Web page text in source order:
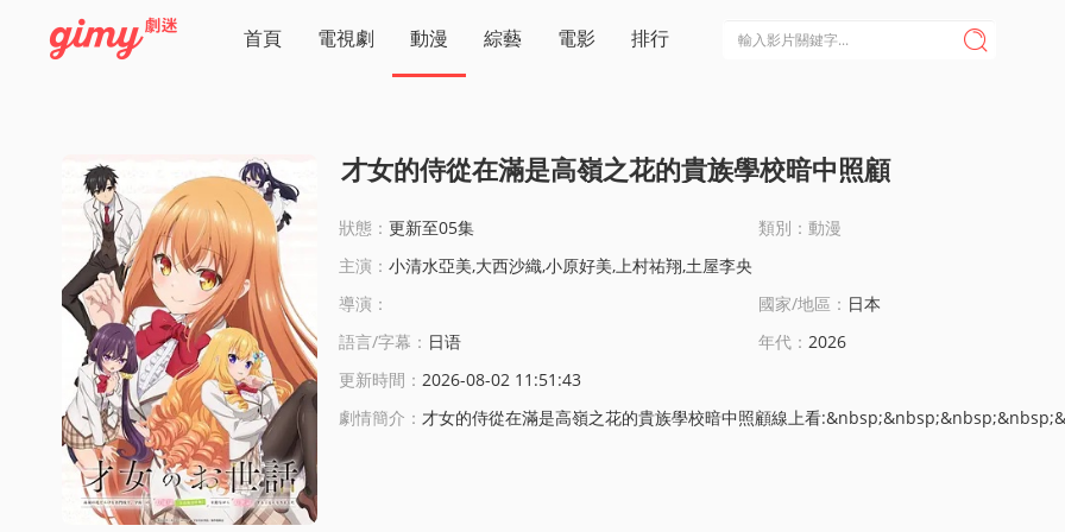
首頁 電視劇 動漫 綜藝 電影 排行 
才女的侍從在滿是高嶺之花的貴族學校暗中照顧
狀態： 更新至05集
類別：動漫
主演： 小清水亞美,大西沙織,小原好美,上村祐翔,土屋李央
導演：
國家/地區： 日本
語言/字幕： 日语 年代： 2026
更新時間： 2026-08-02 11:51:43
劇情簡介： 才女的侍從在滿是高嶺之花的貴族學校暗中照顧線上看:&nbsp;&nbsp;&nbsp;&nbsp;&nbsp;&nbsp;&nbsp;&nbsp;滿是高嶺之花的貴族學校，